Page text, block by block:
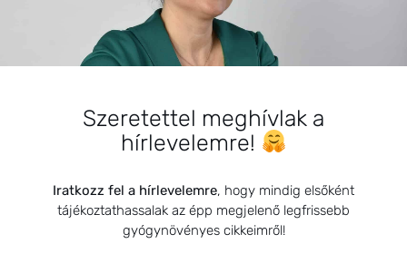
HÍRLEVÉL
HÍRLEVÉL FELIRATKOZÁS
Kérlek a feliratkozáshoz fogadd el
az alábbi nyilatkozatot:
Hozzájárulok, hogy az
Szeretettel meghívlak a
hírlevelemre!
Iratkozz fel a hírlevelemre, hogy mindig elsőként
tájékoztathassalak az épp megjelenő legfrissebb
gyógynövényes cikkeimről!